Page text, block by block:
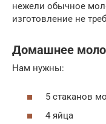
нежели обычное
изготовление не
Домашнее
Нам нужны:
5 стаканов
4 яйца